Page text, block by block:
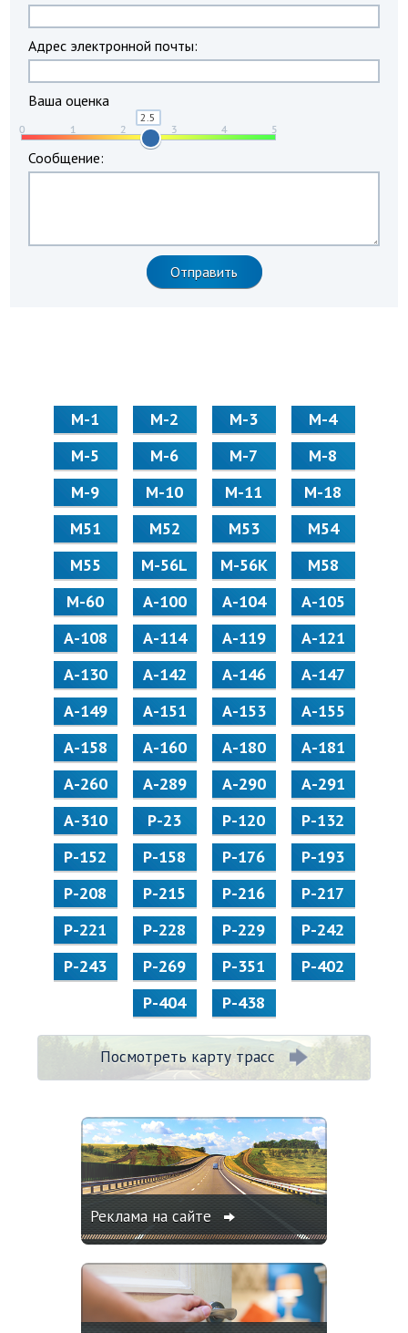
Адрес электронной почты:
Ваша оценка
Сообщение:
М-1 М-2 М-3
М-4
М-5
М-6 М-7
М-8
М-9
М-10 М-11
М-18
М51
М52 М53
М54
М55
M-56L M-56K
М58
M-60
А-100 А-104
А-105
А-108
А-114 А-119
А-121
А-130
А-142 А-146
А-147
А-149
А-151 А-153
А-155
А-158
А-160 А-180
А-181
А-260
А-289 А-290
А-291
А-310
Р-23 Р-120
Р-132
Р-152
Р-158 Р-176
Р-193
Р-208
Р-215 Р-216
Р-217
Р-221
Р-228 Р-229
Р-242
Р-243
Р-269 Р-351
Р-402
Р-404
Р-438
Посмотреть карту трасс
Реклама на сайте